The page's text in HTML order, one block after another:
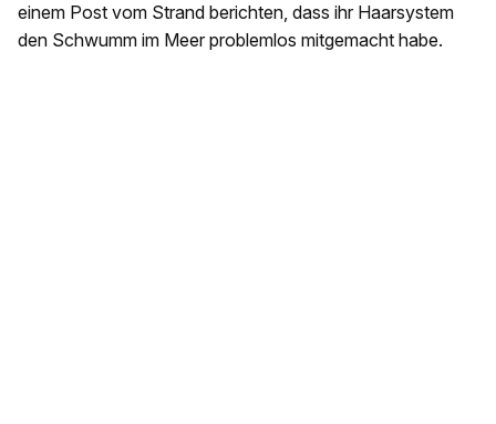
einem Post vom Strand berichten, dass ihr Haarsystem
den Schwumm im Meer problemlos mitgemacht habe.